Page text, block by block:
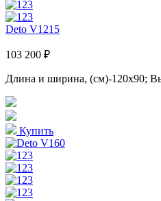
Deto V1215
103 200 ₽
Длина и ширина, (см)-120x90;
Купить